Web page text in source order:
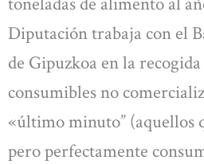
Diputación trabaja con el
de Gipuzkoa en la
consumibles no
«último minuto” (aquellos
pero perfectamente